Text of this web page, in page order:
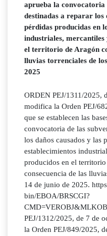
aprueba la convocatoria
destinadas a reparar los
pérdidas producidas en
industriales, mercantiles
el territorio de Aragón
lluvias torrenciales de
2025
ORDEN PEJ/1311/2025,
modifica la Orden PEJ/
que se establecen las
convocatoria de las
los daños causados y las
establecimientos
producidos en el
consecuencia de las
14 de junio de 2025.
bin/EBOA/BRSCGI?
PEJ/1312/2025, de 7 de
la Orden PEJ/849/2025,